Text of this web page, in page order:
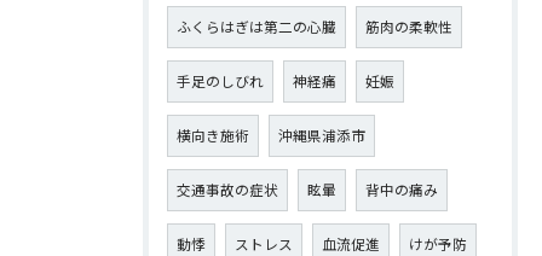
ふくらはぎは第二の心臓 筋肉の柔軟性
手足のしびれ 神経痛 妊娠
横向き施術 沖縄県浦添市
交通事故の症状 眩暈 背中の痛み
動悸 ストレス 血流促進 けが予防